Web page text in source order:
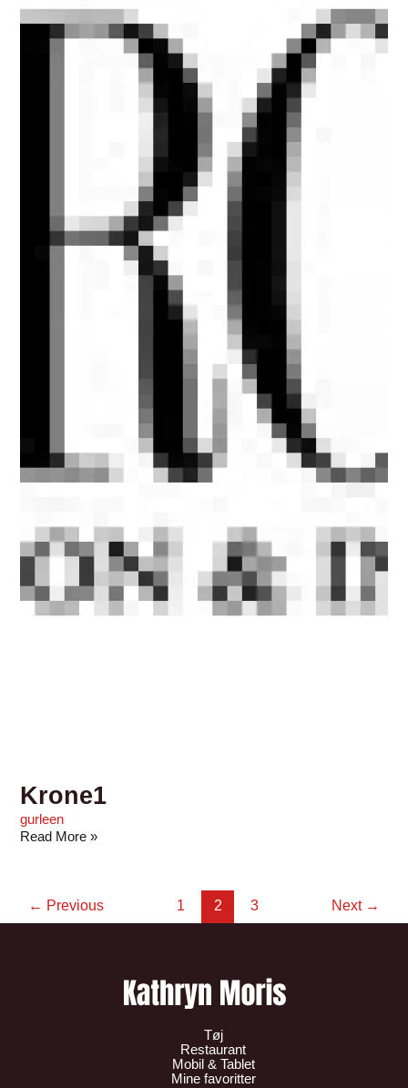
Krone1
gurleen
Read More »
← Previous 1 2 3 Next →
Tøj
Restaurant
Mobil & Tablet
Mine favoritter